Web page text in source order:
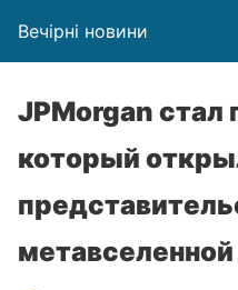
Вечірні новини
JPMorgan
который
метавселенной